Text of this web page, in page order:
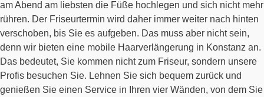
am Abend am liebsten die Füße hochlegen und sich nicht mehr
rühren. Der Friseurtermin wird daher immer weiter nach hinten
verschoben, bis Sie es aufgeben. Das muss aber nicht sein,
denn wir bieten eine mobile Haarverlängerung in Konstanz an.
Das bedeutet, Sie kommen nicht zum Friseur, sondern unsere
Profis besuchen Sie. Lehnen Sie sich bequem zurück und
genießen Sie einen Service in Ihren vier Wänden, von dem Sie